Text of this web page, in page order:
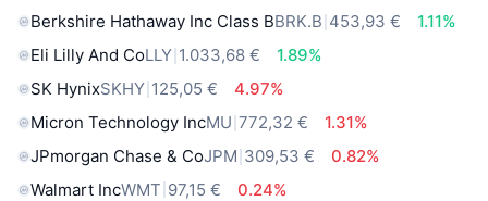
Berkshire Hathaway Inc Class BBRK.B 453,93 €
1.11%
Eli Lilly And CoLLY 1.033,68 €
1.89%
SK HynixSKHY 125,05 €
4.97%
Micron Technology IncMU 772,32 €
1.31%
JPmorgan Chase & CoJPM 309,53 €
0.82%
Walmart IncWMT 97,15 € 0.24%